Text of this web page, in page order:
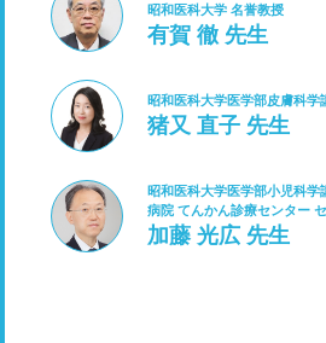
昭和医科大学 名誉教授
有賀 徹 先生
昭和医科大学医学部皮膚科学
猪又 直子 先生
昭和医科大学医学部小児科学
病院 てんかん診療センター
加藤 光広 先生